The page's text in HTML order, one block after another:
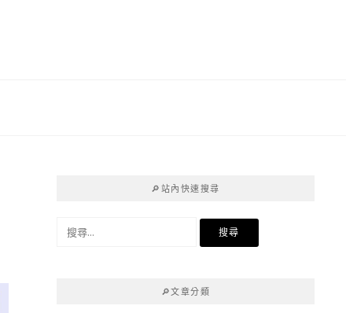
🔎站內快速搜尋
🔎文章分類